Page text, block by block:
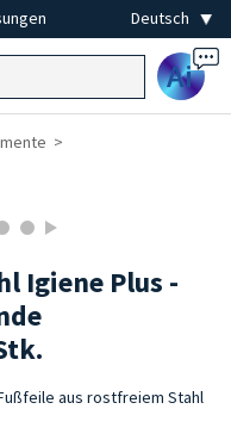
Ai
Igiene Plus -
aus rostfreiem Stahl